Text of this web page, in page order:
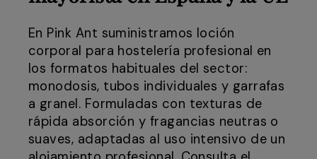
En Pink Ant suministramos loción
corporal para hostelería profesional en
los formatos habituales del sector:
monodosis, tubos individuales y garrafas
a granel. Formuladas con texturas de
rápida absorción y fragancias neutras o
suaves, adaptadas al uso intensivo de un